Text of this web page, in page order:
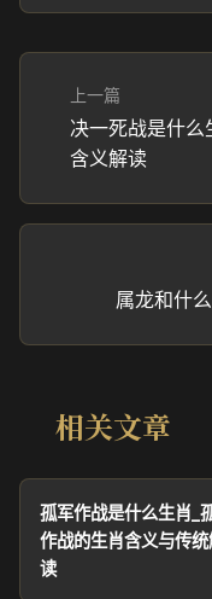
上一篇
决一死战是什么
含义解读
属龙和什
相关文章
孤军作战是什么生肖_
作战的生肖含义与传统
读